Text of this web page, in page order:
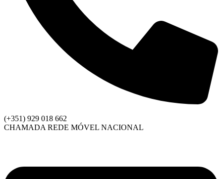
(+351) 929 018 662
CHAMADA REDE MÓVEL NACIONAL